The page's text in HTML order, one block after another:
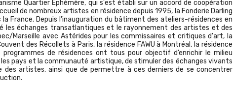
Quartier Éphémère, qui s'est établi sur un accord de coopération
de nombreux artistes en résidence depuis 1995, la Fonderie Darling
France. Depuis l'inauguration du bâtiment des ateliers-résidences en
les échanges transatlantiques et le rayonnement des artistes et des
Marseille avec Astérides pour les commissaires et critiques d'art, la
des Récollets à Paris, la résidence FAWU à Montréal, la résidence
programmes de résidences ont tous pour objectif d’enrichir le milieu
pays et la communauté artistique, de stimuler des échanges vivants
des artistes, ainsi que de permettre à ces derniers de se concentrer